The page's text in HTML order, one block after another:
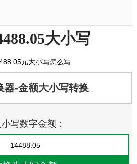
大小写
元大小写怎么写
器-金额大小写转换
写数字金额：